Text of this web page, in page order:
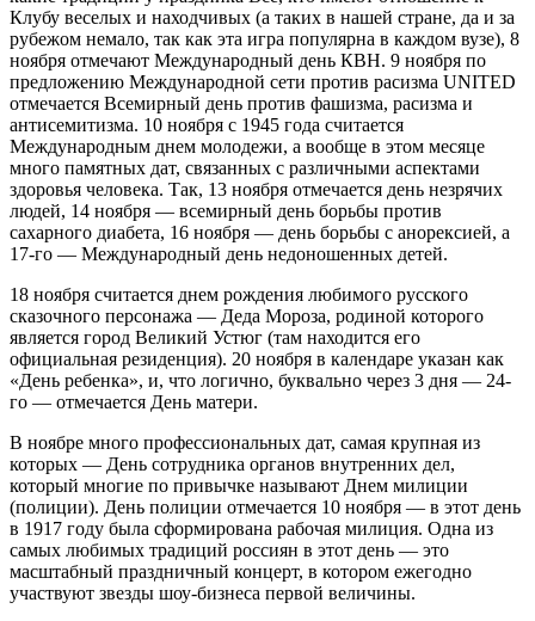
Клубу веселых и находчивых (а таких в нашей стране, да и за
рубежом немало, так как эта игра популярна в каждом вузе), 8
ноября отмечают Международный день КВН. 9 ноября по
предложению Международной сети против расизма UNITED
отмечается Всемирный день против фашизма, расизма и
антисемитизма. 10 ноября с 1945 года считается
Международным днем молодежи, а вообще в этом месяце
много памятных дат, связанных с различными аспектами
здоровья человека. Так, 13 ноября отмечается день незрячих
людей, 14 ноября — всемирный день борьбы против
сахарного диабета, 16 ноября — день борьбы с анорексией, а
17-го — Международный день недоношенных детей.
18 ноября считается днем рождения любимого русского
сказочного персонажа — Деда Мороза, родиной которого
является город Великий Устюг (там находится его
официальная резиденция). 20 ноября в календаре указан как
«День ребенка», и, что логично, буквально через 3 дня — 24-
го — отмечается День матери.
В ноябре много профессиональных дат, самая крупная из
которых — День сотрудника органов внутренних дел,
который многие по привычке называют Днем милиции
(полиции). День полиции отмечается 10 ноября — в этот день
в 1917 году была сформирована рабочая милиция. Одна из
самых любимых традиций россиян в этот день — это
масштабный праздничный концерт, в котором ежегодно
участвуют звезды шоу-бизнеса первой величины.